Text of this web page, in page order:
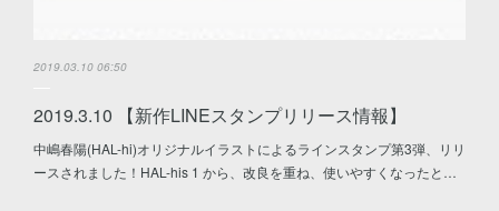
2019.03.10 06:50
2019.3.10 【新作LINEスタンプリリース情報】
中嶋春陽(HAL-hi)オリジナルイラストによるラインスタンプ第3弾、リリ
ースされました！HAL-his 1 から、改良を重ね、使いやすくなったと…